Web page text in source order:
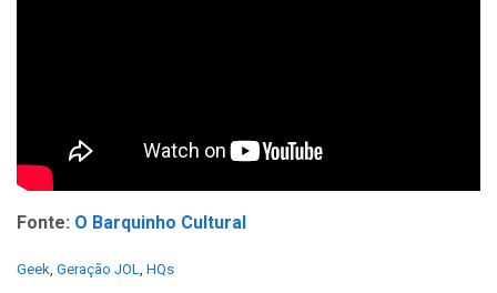
Fonte: O Barquinho Cultural
C
Geek, Geração JOL, HQs